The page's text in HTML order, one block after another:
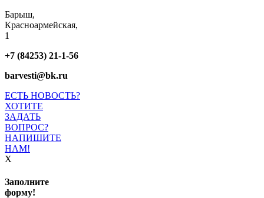
Барыш,
Красноармейская,
1
+7 (84253) 21-1-56
barvesti@bk.ru
ЕСТЬ НОВОСТЬ?
ХОТИТЕ
ЗАДАТЬ
ВОПРОС?
НАПИШИТЕ
НАМ!
X
Заполните
форму!